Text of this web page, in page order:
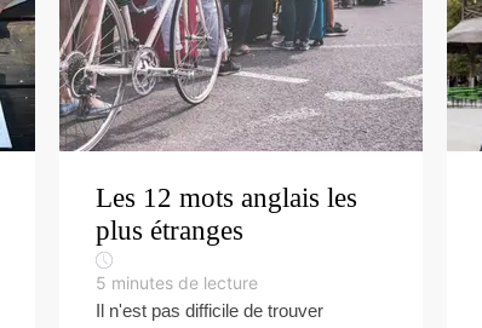
Les 12 mots anglais les
plus étranges
5 minutes de lecture
Il n'est pas difficile de trouver